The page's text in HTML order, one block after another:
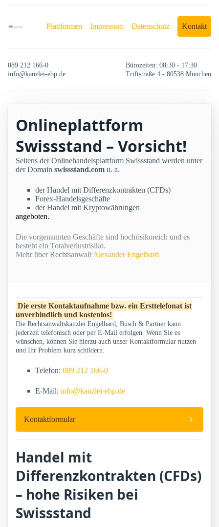
Plattformen Impressum Datenschutz Kontakt
089 212 166-0
info@kanzlei-ebp.de
Bürozeiten: 08:30 - 17:30
Triftstraße 4 - 80538 München
Onlineplattform
Swissstand – Vorsicht!
Seitens der Onlinehandelsplattform Swissstand werden unter
der Domain swissstand.com u. a.
der Handel mit Differenzkontrakten (CFDs)
Forex-Handelsgeschäfte
der Handel mit Kryptowährungen
angeboten.
Die vorgenannten Geschäfte sind hochrisikoreich und es
besteht ein Totalverlustrisiko.
Mehr über Rechtsanwalt Alexander Engelhard
Die erste Kontaktaufnahme bzw. ein Ersttelefonat ist
unverbindlich und kostenlos!
Die Rechtsanwaltskanzlei Engelhard, Busch & Partner kann
jederzeit telefonisch oder per E-Mail erfolgen. Wenn Sie es
wünschen, können Sie hierzu auch unser Kontaktformular nutzen
und Ihr Problem kurz schildern.
Telefon: 089 212 166-0
E-Mail: info@kanzlei-ebp.de
Kontaktformular
Handel mit
Differenzkontrakten (CFDs)
– hohe Risiken bei
Swissstand